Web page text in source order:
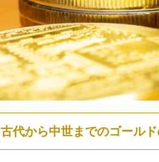
古代から中世までのゴール